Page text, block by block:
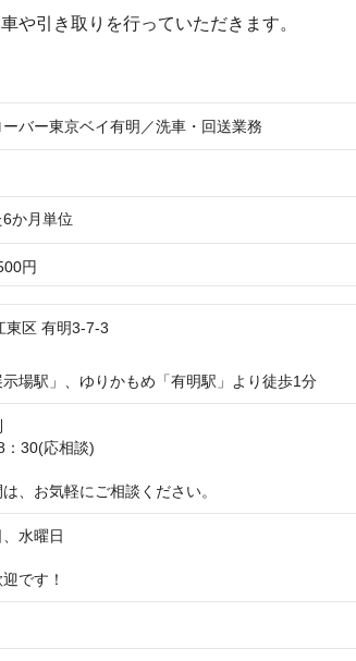
や引き取りを行っていただきます。
バー東京ベイ有明／洗車・回送業務
か月単位
円
区 有明3-7-3
場駅」、ゆりかもめ「有明駅」より徒歩1分
：30(応相談)
、お気軽にご相談ください。
水曜日
です！